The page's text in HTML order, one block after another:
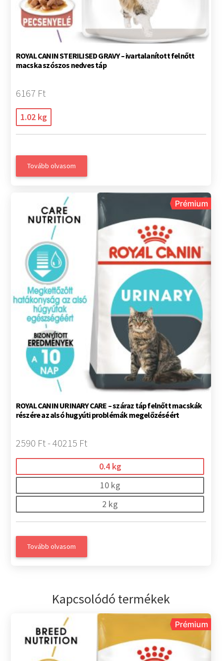
ROYAL CANIN STERILISED GRAVY – ivartalanított felnőtt
macska szószos nedves táp
6167 Ft
1.02 kg
Tovább olvasom
Prémium
ROYAL CANIN URINARY CARE – száraz táp felnőtt macskák
részére az alsó hugyúti problémák megelőzéséért
2590 Ft - 40215 Ft
0.4 kg
10 kg
2 kg
Tovább olvasom
Kapcsolódó termékek
Prémium